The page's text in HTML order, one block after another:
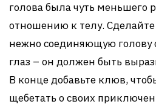
голова была чуть меньшего
отношению к телу.
нежно соединяющую голову
глаз – он должен быть
В конце добавьте клюв,
щебетать о своих